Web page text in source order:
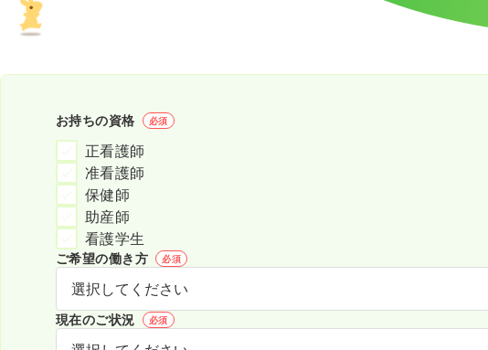
お持ちの資格 必須
正看護師
准看護師
保健師
助産師
看護学生
ご希望の働き方 必須
現在のご状況 必須